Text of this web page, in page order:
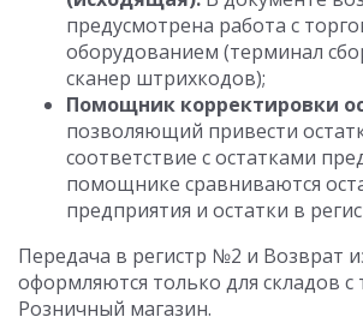
предусмотрена работа с
оборудованием (терминал
сканер штрихкодов);
Помощник корректировки
позволяющий привести
соответствие с остатками
помощнике сравниваются
предприятия и остатки в
Передача в регистр №2 и Возврат
оформляются только для складов с
Розничный магазин.